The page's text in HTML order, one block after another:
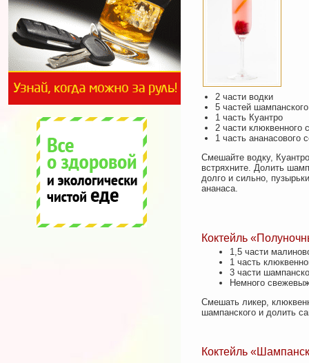
2 части водки
5 частей шампанского
1 часть Куантро
2 части клюквенного
1 часть ананасового
Смешайте водку,
встряхните. Долить
долго и сильно,
ананаса.
Коктейль
1,5 части
1 часть
3 части
Немного
Смешать ликер,
шампанского и долить
Коктейль